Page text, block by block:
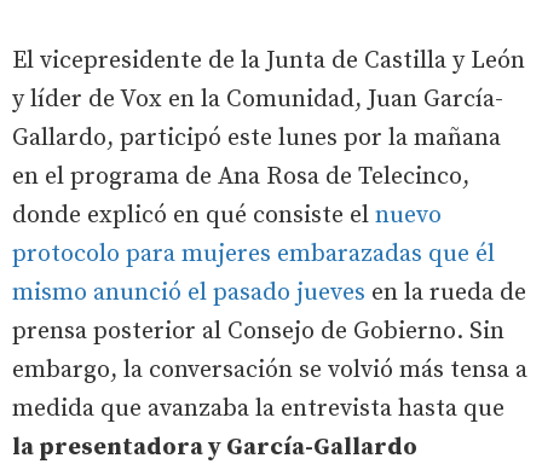
El vicepresidente de la Junta de Castilla y León
y líder de Vox en la Comunidad, Juan García-
Gallardo, participó este lunes por la mañana
en el programa de Ana Rosa de Telecinco,
donde explicó en qué consiste el nuevo
protocolo para mujeres embarazadas que él
mismo anunció el pasado jueves en la rueda de
prensa posterior al Consejo de Gobierno. Sin
embargo, la conversación se volvió más tensa a
medida que avanzaba la entrevista hasta que
la presentadora y García-Gallardo